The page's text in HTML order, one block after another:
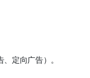
定向广告）。